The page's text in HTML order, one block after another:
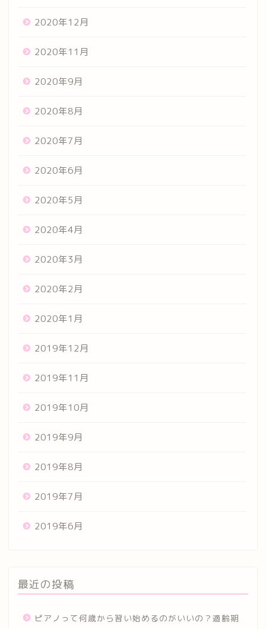
2020年12月
2020年11月
2020年9月
2020年8月
2020年7月
2020年6月
2020年5月
2020年4月
2020年3月
2020年2月
2020年1月
2019年12月
2019年11月
2019年10月
2019年9月
2019年8月
2019年7月
2019年6月
最近の投稿
ピアノって何歳から習い始めるのがいいの？適齢期